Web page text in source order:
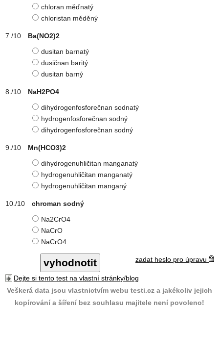
chloran měďnatý
chloristan měděný
Ba(NO2)2
dusitan barnatý
dusičnan baritý
dusitan barný
NaH2PO4
dihydrogenfosforečnan sodnatý
hydrogenfosforečnan sodný
dihydrogenfosforečnan sodný
Mn(HCO3)2
dihydrogenuhličitan manganatý
hydrogenuhličitan manganatý
hydrogenuhličitan manganý
chroman sodný
Na2CrO4
NaCrO
NaCrO4
zadat heslo pro úpravu
Dejte si tento test na vlastní stránky/blog
Veškerá data jsou vlastnictvím webu testi.cz a jakékoliv jejich
kopírování a šíření bez souhlasu majitele není povoleno!